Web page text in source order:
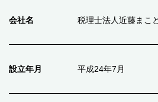
会社名 税理士法人近藤まこ
設立年月 平成24年7月